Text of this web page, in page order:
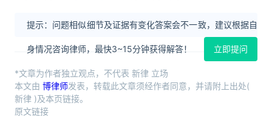
提示：问题相似细节及证据有变化答案会不一致，建议根据自
身情况咨询律师，最快3~15分钟获得解答！ 立即提问
*文章为作者独立观点，不代表 新律 立场
本文由 博律师发表，转载此文章须经作者同意，并请附上出处(
新律 )及本页链接。
原文链接